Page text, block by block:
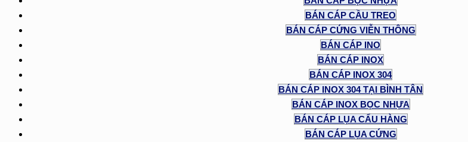
BÁN CÁP CẦU TREO
BÁN CÁP CỨNG VIỄN THÔNG
BÁN CÁP INO
BÁN CÁP INOX
BÁN CÁP INOX 304
BÁN CÁP INOX 304 TẠI BÌNH TÂN
BÁN CÁP INOX BỌC NHỰA
BÁN CÁP LỤA CẨU HÀNG
BÁN CÁP LỤA CỨNG